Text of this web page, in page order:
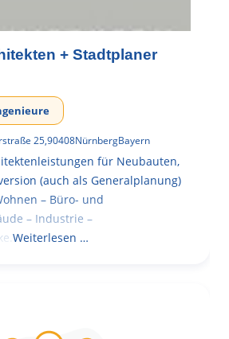
+ Stadtplaner
25,90408NürnbergBayern
für Neubauten,
(auch als Generalplanung)
– Büro- und
– Industrie –
Weiterlesen …